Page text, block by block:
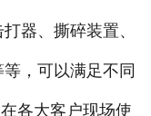
器、撕碎装置、
，可以满足不同
各大客户现场使